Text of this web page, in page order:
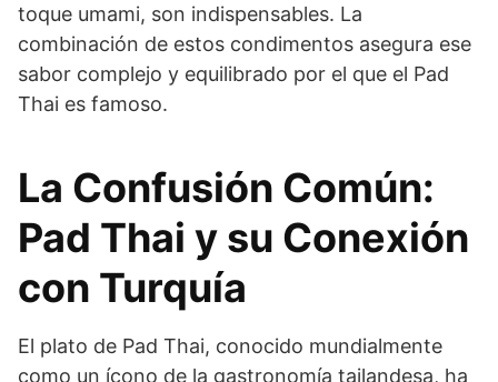
toque umami, son indispensables. La
combinación de estos condimentos asegura ese
sabor complejo y equilibrado por el que el Pad
Thai es famoso.
La Confusión Común:
Pad Thai y su Conexión
con Turquía
El plato de Pad Thai, conocido mundialmente
como un ícono de la gastronomía tailandesa, ha